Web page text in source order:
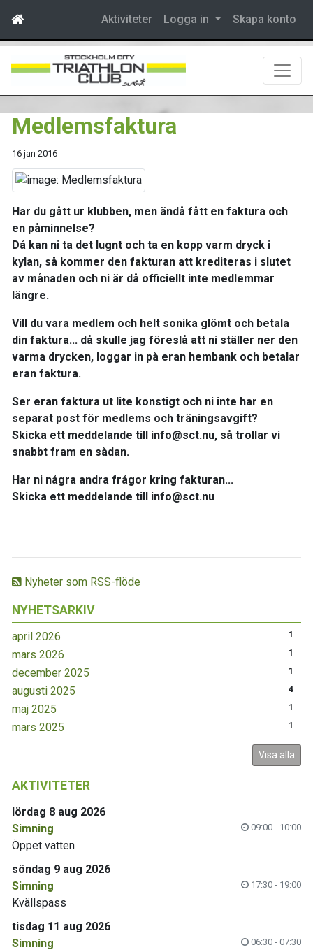
Aktiviteter Logga in Skapa konto
Nyheter som RSS-flöde
NYHETSARKIV
april 2026 1
mars 2026 1
december 2025 1
augusti 2025 4
maj 2025 1
mars 2025 1
Visa alla
AKTIVITETER
lördag 8 aug 2026
Simning
09:00 - 10:00
Öppet vatten
söndag 9 aug 2026
Simning
17:30 - 19:00
Kvällspass
tisdag 11 aug 2026
Simning
06:30 - 07:30
Medlemsfaktura
16 jan 2016
Har du gått ur klubben, men ändå fått en faktura och
en påminnelse?
Då kan ni ta det lugnt och ta en kopp varm dryck i
kylan, så kommer den fakturan att krediteras i slutet
av månaden och ni är då officiellt inte medlemmar
längre.
Vill du vara medlem och helt sonika glömt och betala
din faktura... då skulle jag föreslå att ni ställer ner den
varma drycken, loggar in på eran hembank och betalar
eran faktura.
Ser eran faktura ut lite konstigt och ni inte har en
separat post för medlems och träningsavgift?
Skicka ett meddelande till info@sct.nu, så trollar vi
snabbt fram en sådan.
Har ni några andra frågor kring fakturan...
Skicka ett meddelande till info@sct.nu